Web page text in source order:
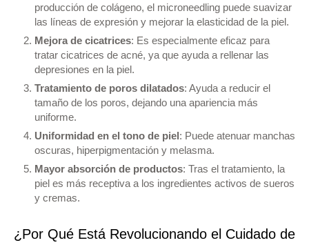
producción de colágeno, el microneedling puede suavizar
las líneas de expresión y mejorar la elasticidad de la piel.
Mejora de cicatrices: Es especialmente eficaz para
tratar cicatrices de acné, ya que ayuda a rellenar las
depresiones en la piel.
Tratamiento de poros dilatados: Ayuda a reducir el
tamaño de los poros, dejando una apariencia más
uniforme.
Uniformidad en el tono de piel: Puede atenuar manchas
oscuras, hiperpigmentación y melasma.
Mayor absorción de productos: Tras el tratamiento, la
piel es más receptiva a los ingredientes activos de sueros
y cremas.
¿Por Qué Está Revolucionando el Cuidado de